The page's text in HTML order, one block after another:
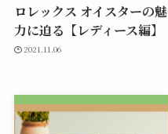
ロレックス オイスターの魅
力に迫る【レディース編】
2021.11.06